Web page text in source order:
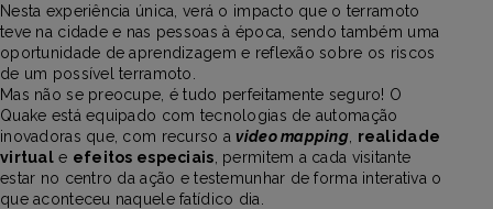
Nesta experiência única, verá o impacto que o terramoto
teve na cidade e nas pessoas à época, sendo também uma
oportunidade de aprendizagem e reflexão sobre os riscos
de um possível terramoto.
Mas não se preocupe, é tudo perfeitamente seguro! O
Quake está equipado com tecnologias de automação
inovadoras que, com recurso avideo mapping realidade
virtuale efeitos especiais , permitem a cada visitante
estar no centro da ação e testemunhar de forma interativa o
que aconteceu naquele fatídico dia.